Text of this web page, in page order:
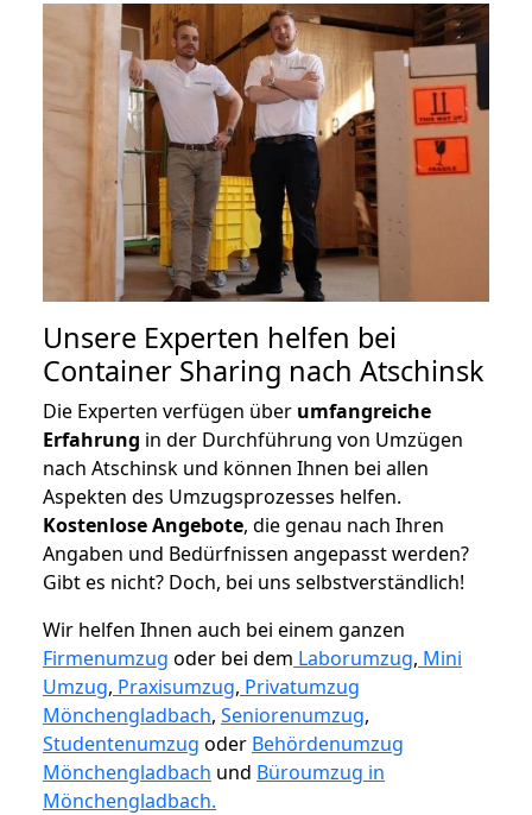
Unsere Experten helfen bei
Container Sharing nach Atschinsk
Die Experten verfügen über umfangreiche
Erfahrung in der Durchführung von Umzügen
nach Atschinsk und können Ihnen bei allen
Aspekten des Umzugsprozesses helfen.
Kostenlose Angebote, die genau nach Ihren
Angaben und Bedürfnissen angepasst werden?
Gibt es nicht? Doch, bei uns selbstverständlich!
Wir helfen Ihnen auch bei einem ganzen
Firmenumzug oder bei dem Laborumzug, Mini
Umzug, Praxisumzug, Privatumzug
Mönchengladbach, Seniorenumzug,
Studentenumzug oder Behördenumzug
Mönchengladbach und Büroumzug in
Mönchengladbach.